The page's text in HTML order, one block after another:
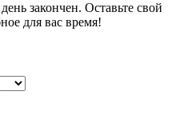
закончен. Оставьте свой
для вас время!